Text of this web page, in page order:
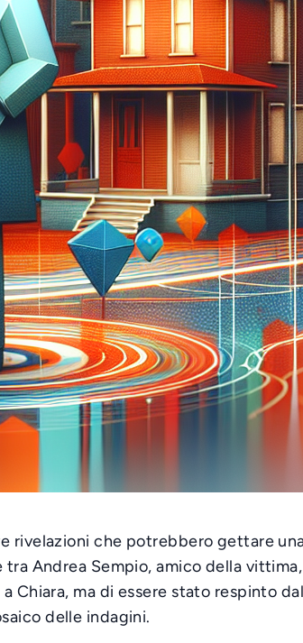
rivelazioni che potrebbero gettare
Andrea Sempio, amico della
ma di essere stato respinto
delle indagini.